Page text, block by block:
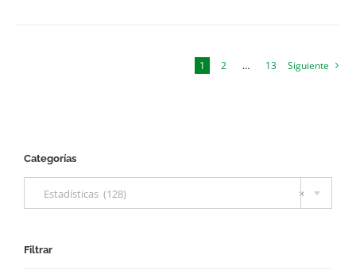
1 2 … 13 Siguiente
Categorías
×
Estadísticas (128)
Filtrar